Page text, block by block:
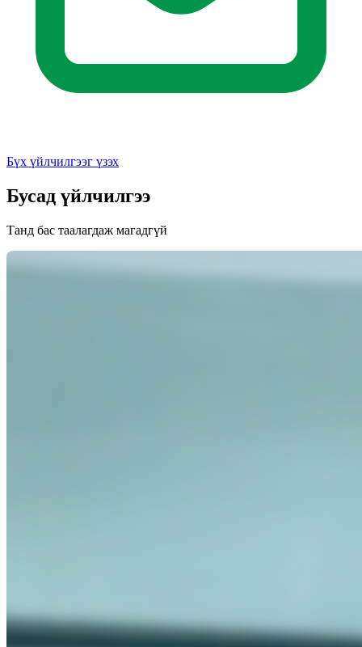
Бүх үйлчилгээг үзэх
Бусад үйлчилгээ
Танд бас таалагдаж магадгүй